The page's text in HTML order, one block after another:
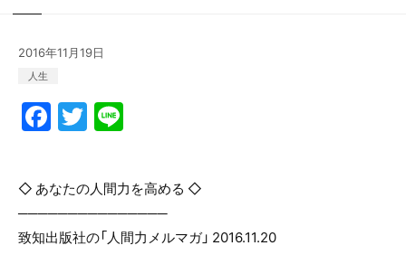
2016年11月19日
人生
F
a
c
e
b
T
w
itt
er
e
◇ あなたの人間力を高める ◇
───────────────
致知出版社の「人間力メルマガ」 2016.11.20